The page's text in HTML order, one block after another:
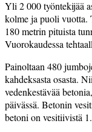
Yli 2 000 työntekijää
kolme ja puoli vuotta.
180 metrin pituista
Vuorokaudessa
Painoltaan 480
kahdeksasta osasta.
vedenkestävää
päivässä. Betonin
betoni on vesitiivistä